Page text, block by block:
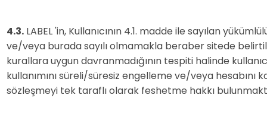
4.3. LABEL 'in, Kullanıcının 4.1. madde ile sayılan
ve/veya burada sayılı olmamakla beraber sitede
kurallara uygun davranmadığının tespiti halinde
kullanımını süreli/süresiz engelleme ve/veya hesabını
sözleşmeyi tek taraflı olarak feshetme hakkı